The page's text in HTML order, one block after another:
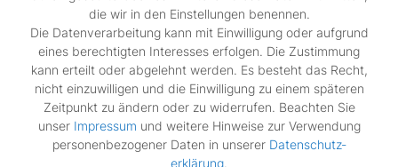
Rechtliches
Widerrufs­recht
Impressum
Daten­schutz­erklärung
AGB
Vertrag widerrufen
die wir in den Einstellungen benennen.
Die Datenverarbeitung kann mit Einwilligung oder aufgrund
eines berechtigten Interesses erfolgen. Die Zustimmung
kann erteilt oder abgelehnt werden. Es besteht das Recht,
nicht einzuwilligen und die Einwilligung zu einem späteren
Zeitpunkt zu ändern oder zu widerrufen. Beachten Sie
unser Impressum und weitere Hinweise zur Verwendung
personenbezogener Daten in unserer Daten­schutz­
erklärung.